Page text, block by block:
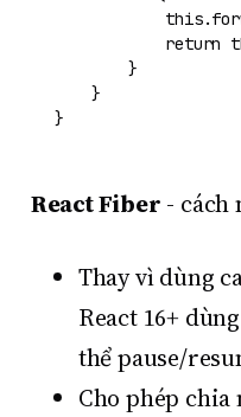
this.
return
        }
    }
React Fiber - cách
Thay vì dùng
React 16+
thể pause/
Cho phép